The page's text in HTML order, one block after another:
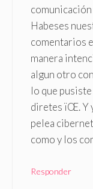
Habeses
comentarios
manera
algun otro
lo que
diretes ïŒ. Y
pelea
como y los
Responder